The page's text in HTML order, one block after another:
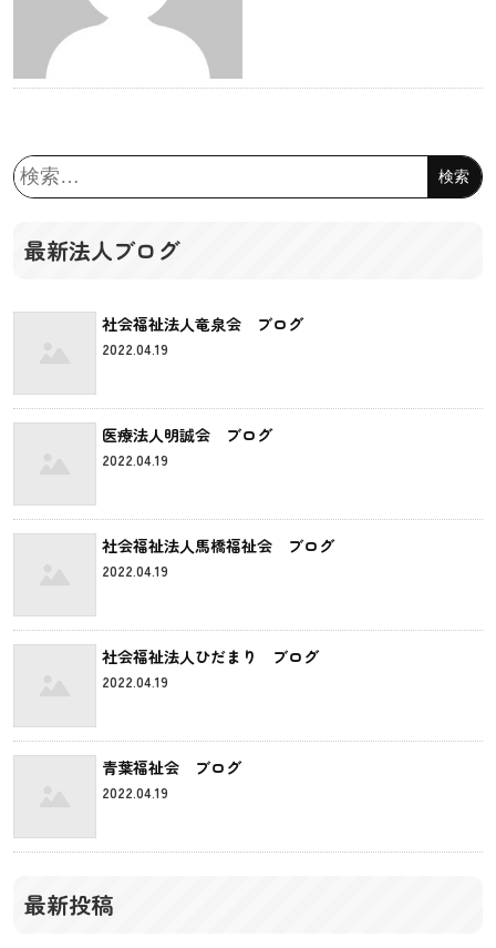
検
索:
最新法人ブログ
社会福祉法人竜泉会 ブログ
2022.04.19
医療法人明誠会 ブログ
2022.04.19
社会福祉法人馬橋福祉会 ブログ
2022.04.19
社会福祉法人ひだまり ブログ
2022.04.19
青葉福祉会 ブログ
2022.04.19
最新投稿